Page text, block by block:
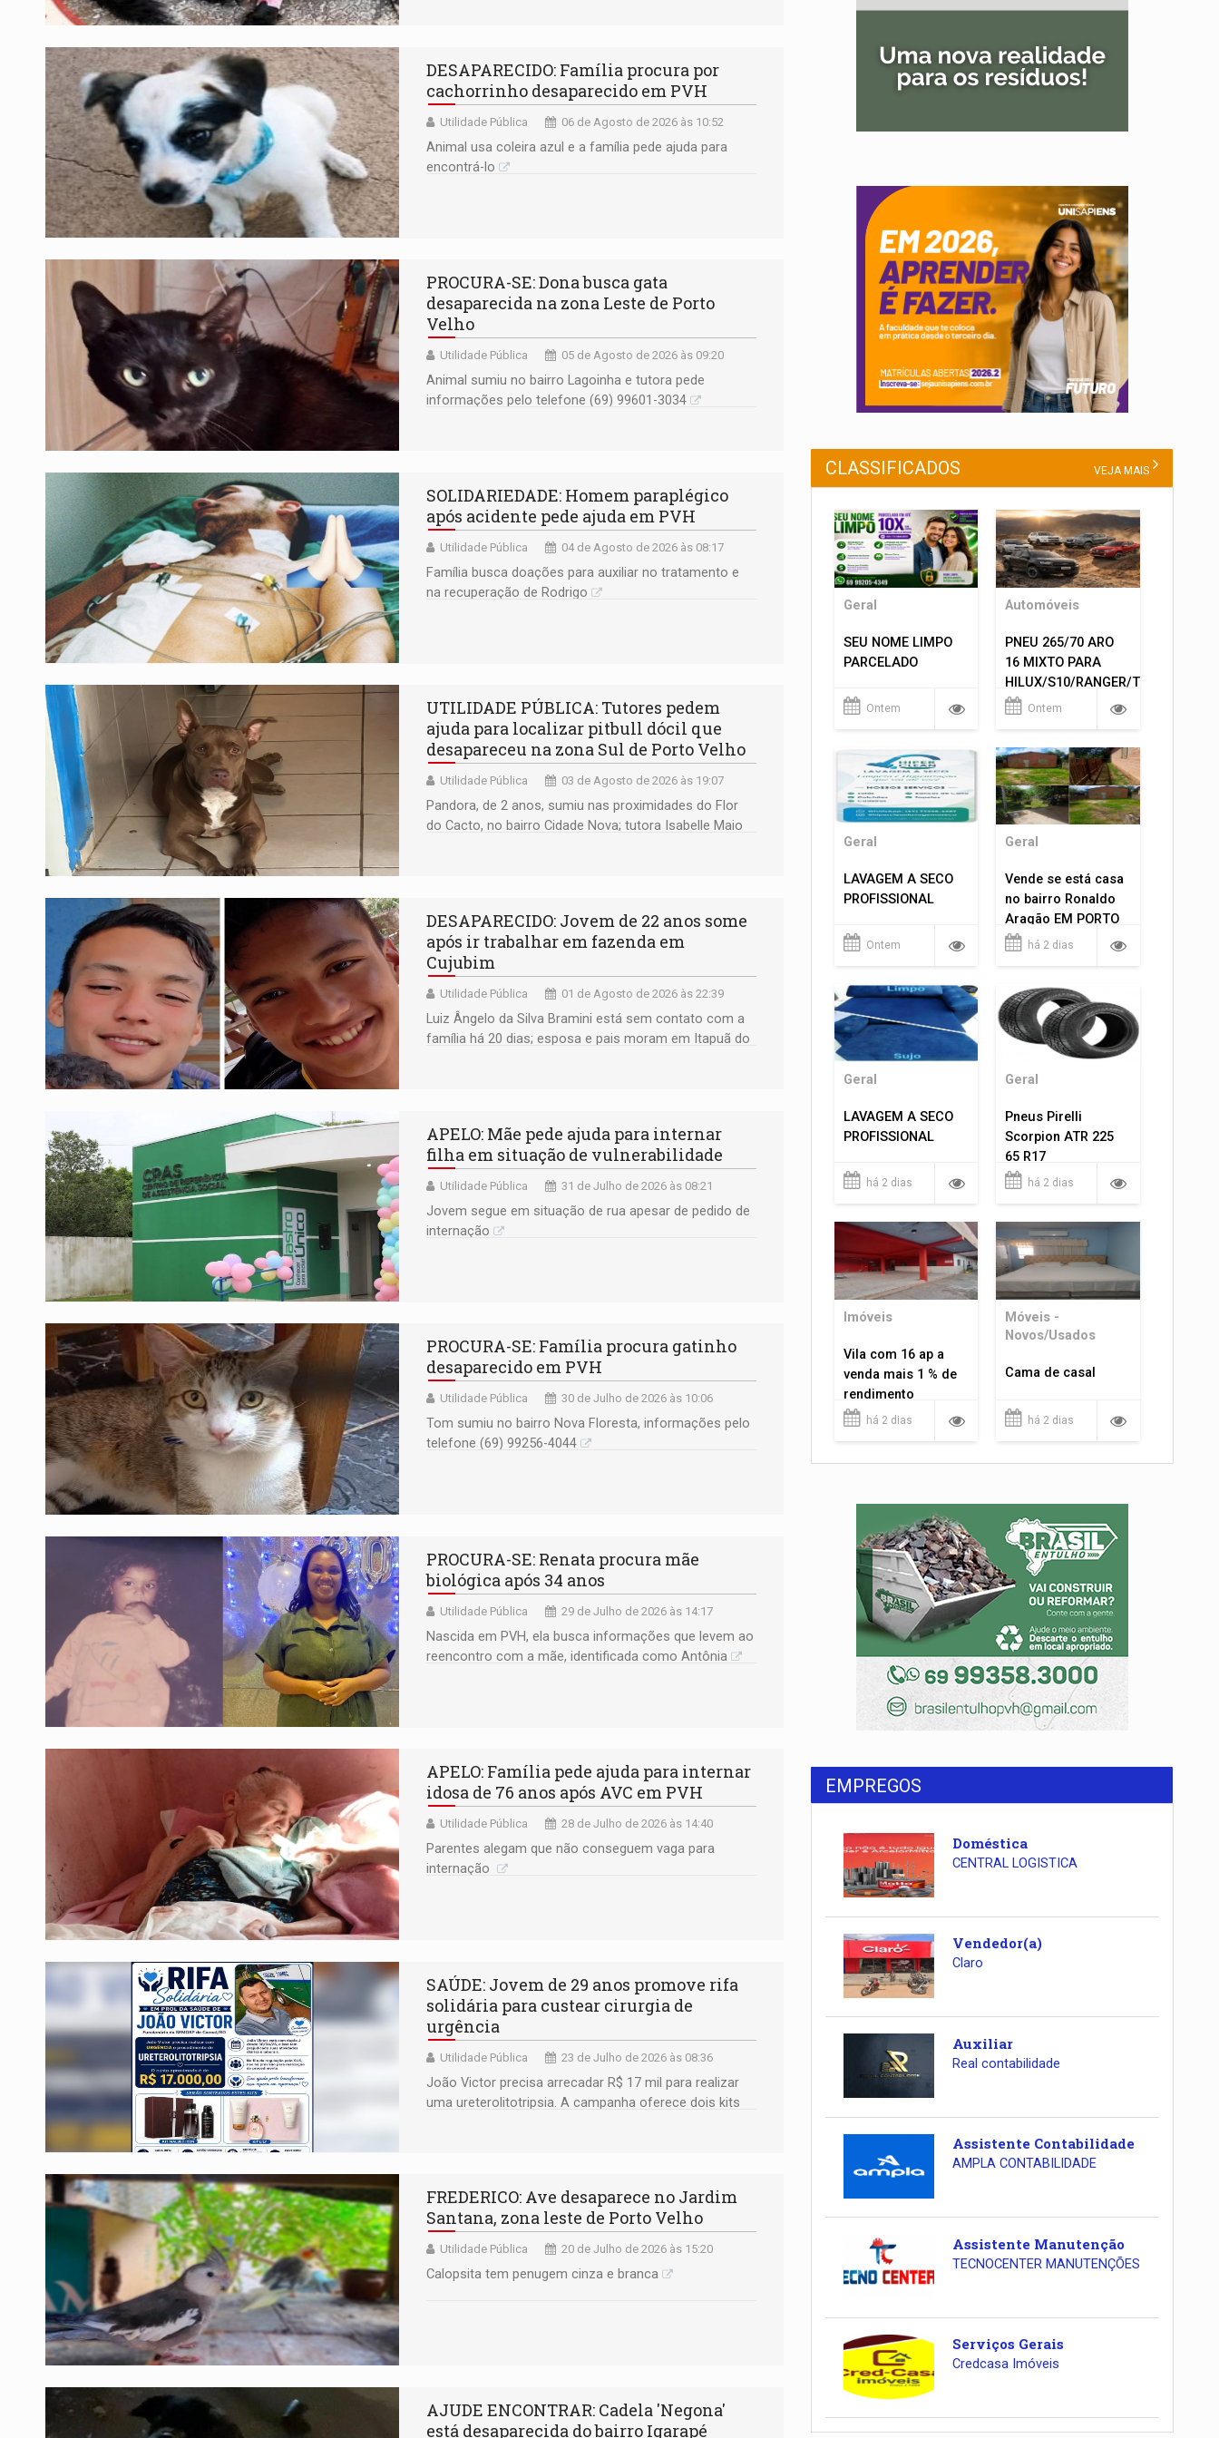
DESAPARECIDO: Família procura por
cachorrinho desaparecido em PVH
Utilidade Pública 06 de Agosto de 2026 às 10:52
Animal usa coleira azul e a família pede ajuda para
encontrá-lo
PROCURA-SE: Dona busca gata
desaparecida na zona Leste de Porto
Velho
Utilidade Pública 05 de Agosto de 2026 às 09:20
Animal sumiu no bairro Lagoinha e tutora pede
informações pelo telefone (69) 99601-3034
SOLIDARIEDADE: Homem paraplégico
após acidente pede ajuda em PVH
Utilidade Pública 04 de Agosto de 2026 às 08:17
Família busca doações para auxiliar no tratamento e
na recuperação de Rodrigo
UTILIDADE PÚBLICA: Tutores pedem
ajuda para localizar pitbull dócil que
desapareceu na zona Sul de Porto Velho
Utilidade Pública 03 de Agosto de 2026 às 19:07
Pandora, de 2 anos, sumiu nas proximidades do Flor
do Cacto, no bairro Cidade Nova; tutora Isabelle Maio
DESAPARECIDO: Jovem de 22 anos some
após ir trabalhar em fazenda em
Cujubim
Utilidade Pública 01 de Agosto de 2026 às 22:39
Luiz Ângelo da Silva Bramini está sem contato com a
família há 20 dias; esposa e pais moram em Itapuã do
APELO: Mãe pede ajuda para internar
filha em situação de vulnerabilidade
Utilidade Pública 31 de Julho de 2026 às 08:21
Jovem segue em situação de rua apesar de pedido de
internação
PROCURA-SE: Família procura gatinho
desaparecido em PVH
Utilidade Pública 30 de Julho de 2026 às 10:06
Tom sumiu no bairro Nova Floresta, informações pelo
telefone (69) 99256-4044
PROCURA-SE: Renata procura mãe
biológica após 34 anos
Utilidade Pública 29 de Julho de 2026 às 14:17
Nascida em PVH, ela busca informações que levem ao
reencontro com a mãe, identificada como Antônia
APELO: Família pede ajuda para internar
idosa de 76 anos após AVC em PVH
Utilidade Pública 28 de Julho de 2026 às 14:40
Parentes alegam que não conseguem vaga para
internação
SAÚDE: Jovem de 29 anos promove rifa
solidária para custear cirurgia de
urgência
Utilidade Pública 23 de Julho de 2026 às 08:36
João Victor precisa arrecadar R$ 17 mil para realizar
uma ureterolitotripsia. A campanha oferece dois kits
FREDERICO: Ave desaparece no Jardim
Santana, zona leste de Porto Velho
Utilidade Pública 20 de Julho de 2026 às 15:20
Calopsita tem penugem cinza e branca
AJUDE ENCONTRAR: Cadela 'Negona'
está desaparecida do bairro Igarapé
CLASSIFICADOS VEJA MAIS
Geral
SEU NOME LIMPO
PARCELADO
Ontem
Automóveis
PNEU 265/70 ARO
16 MIXTO PARA
HILUX/S10/RANGER/TRITON
ETC... MONTAGEM
Ontem
Geral
LAVAGEM A SECO
PROFISSIONAL
Ontem
Geral
Vende se está casa
no bairro Ronaldo
Aragão EM PORTO
VELHO RO.
há 2 dias
Geral
LAVAGEM A SECO
PROFISSIONAL
há 2 dias
Geral
Pneus Pirelli
Scorpion ATR 225
65 R17
há 2 dias
Imóveis
Vila com 16 ap a
venda mais 1 % de
rendimento
há 2 dias
Móveis -
Novos/Usados
Cama de casal
há 2 dias
EMPREGOS
Doméstica
CENTRAL LOGISTICA
Vendedor(a)
Claro
Auxiliar
Real contabilidade
Assistente Contabilidade
AMPLA CONTABILIDADE
Assistente Manutenção
TECNOCENTER MANUTENÇÕES
Serviços Gerais
Credcasa Imóveis